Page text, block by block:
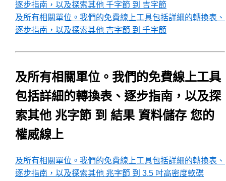
逐步指南，以及探索其他 千字節 到 吉字節
及所有相關單位。我們的免費線上工具包括詳細的轉換表、
逐步指南，以及探索其他 吉字節 到 千字節
及所有相關單位。我們的免費線上工具
包括詳細的轉換表、逐步指南，以及探
索其他 兆字節 到 結果 資料儲存 您的
權威線上
及所有相關單位。我們的免費線上工具包括詳細的轉換表、
逐步指南，以及探索其他 兆字節 到 3.5 吋高密度軟碟